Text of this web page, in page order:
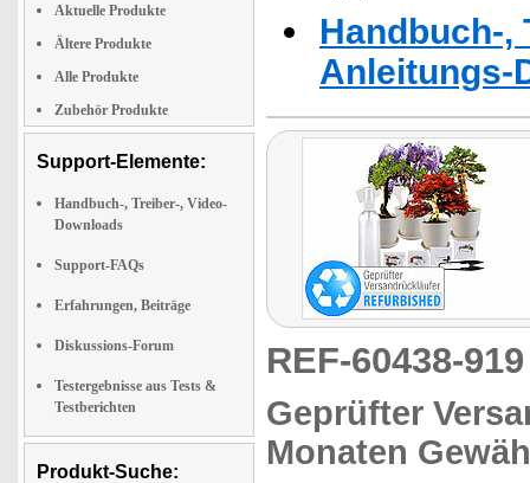
Aktuelle Produkte
Ältere Produkte
Alle Produkte
Zubehör Produkte
Support-Elemente:
Handbuch-, Treiber-, Video-
Downloads
Support-FAQs
Erfahrungen, Beiträge
Diskussions-Forum
Testergebnisse aus Tests &
Testberichten
Produkt-Suche:
Handbuch-,
Anleitungs-
REF-60438-
Geprüfter
Monaten